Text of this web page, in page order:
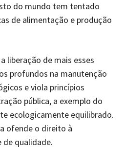
do mundo tem tentado
de alimentação e produção
liberação de mais esses
profundos na manutenção
e viola princípios
pública, a exemplo do
ecologicamente equilibrado.
ofende o direito à
de qualidade.